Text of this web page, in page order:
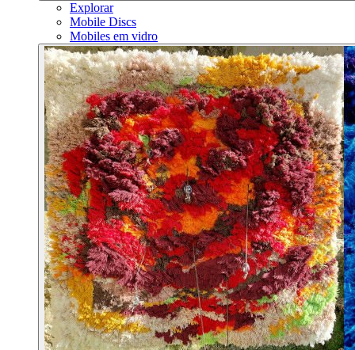
Explorar
Mobile Discs
Mobiles em vidro